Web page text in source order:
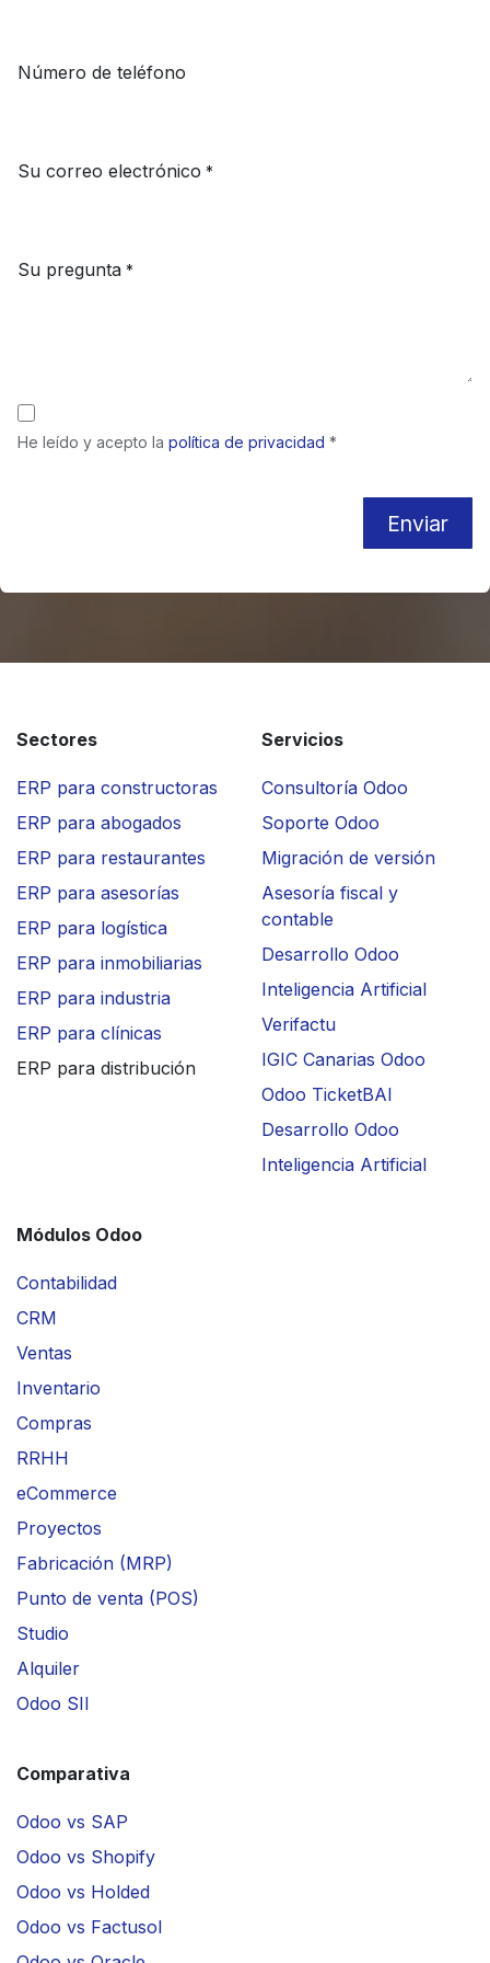
Número de teléfono
Su correo electrónico *
Su pregunta *
He leído y acepto la política de privacidad *
Enviar
Sectores
ERP para constructoras
ERP para abogados
ERP para restaurantes
ERP para asesorías
ERP para logística
ERP para inmobiliarias
ERP para industria
ERP para clínicas
ERP para distribución
Servicios
Consultoría Odoo
Soporte Odoo
Migración de versión
Asesoría fiscal y
contable
Desarrollo Odoo
Inteligencia Artificial
Verifactu
IGIC Canarias Odoo
Odoo TicketBAI
Desarrollo Odoo
Inteligencia Artificial
Módulos Odoo
Contabilidad
CRM
Ventas
Inventario
Compras
RRHH
eCommerce
Proyectos
Fabricación (MRP)
Punto de venta (POS)
Studio
Alquiler
Odoo SII
Comparativa
Odoo vs SAP
Odoo vs Shopify
Odoo vs Holded
Odoo vs Factusol